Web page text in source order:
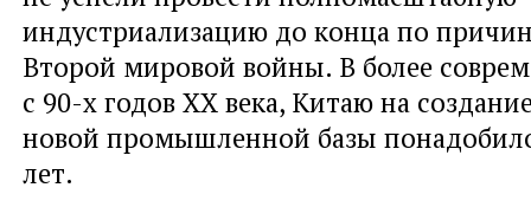
индустриализацию до конца по
Второй мировой войны. В более
с 90-х годов ХХ века, Китаю на
новой промышленной базы
лет.